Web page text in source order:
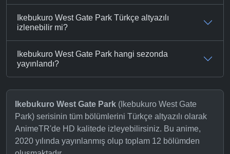
Ikebukuro West Gate Park Türkçe altyazılı
izlenebilir mi?
Ikebukuro West Gate Park hangi sezonda
yayınlandı?
Ikebukuro West Gate Park (Ikebukuro West Gate
Park) serisinin tüm bölümlerini Türkçe altyazılı olarak
AnimeTR'de HD kalitede izleyebilirsiniz. Bu anime,
2020 yılında yayınlanmış olup toplam 12 bölümden